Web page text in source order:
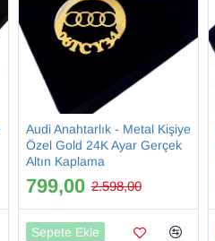
Audi Anahtarlık - Metal Kişiye
Özel Gold 24K Ayar Gerçek
Altın Kaplama
799,00 2.598,00
Sepete Ekle